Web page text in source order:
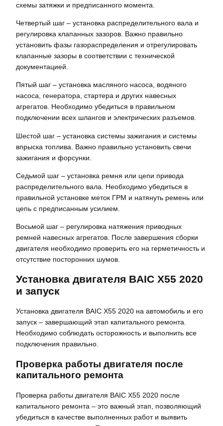
схемы затяжки и предписанного момента.
Четвертый шаг – установка распределительного вала и
регулировка клапанных зазоров. Важно правильно
установить фазы газораспределения и отрегулировать
клапанные зазоры в соответствии с технической
документацией.
Пятый шаг – установка масляного насоса, водяного
насоса, генератора, стартера и других навесных
агрегатов. Необходимо убедиться в правильном
подключении всех шлангов и электрических разъемов.
Шестой шаг – установка системы зажигания и системы
впрыска топлива. Важно правильно установить свечи
зажигания и форсунки.
Седьмой шаг – установка ремня или цепи привода
распределительного вала. Необходимо убедиться в
правильной установке меток ГРМ и натянуть ремень или
цепь с предписанным усилием.
Восьмой шаг – регулировка натяжения приводных
ремней навесных агрегатов. После завершения сборки
двигателя необходимо проверить его на герметичность и
отсутствие посторонних шумов.
Установка двигателя BAIC X55 2020
и запуск
Установка двигателя BAIC X55 2020 на автомобиль и его
запуск – завершающий этап капитального ремонта.
Необходимо соблюдать осторожность и выполнить все
подключения правильно.
Проверка работы двигателя после
капитального ремонта
Проверка работы двигателя BAIC X55 2020 после
капитального ремонта – это важный этап, позволяющий
убедиться в качестве выполненных работ и выявить